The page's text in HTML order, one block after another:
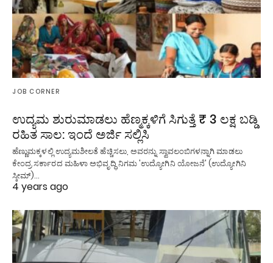
JOB CORNER
ಉದ್ಯಮ ಶುರುಮಾಡಲು ಹೆಣ್ಮಕ್ಕಳಿಗೆ ಸಿಗುತ್ತೆ ₹ 3 ಲಕ್ಷ ಬಡ್ಡಿ
ರಹಿತ ಸಾಲ: ಇಂದೆ ಅರ್ಜಿ ಸಲ್ಲಿಸಿ
ಹೆಣ್ಣುಮಕ್ಕಳಲ್ಲಿ ಉದ್ಯಮಶೀಲತೆ ಹೆಚ್ಚಿಸಲು, ಅವರನ್ನು ಸ್ವಾವಲಂಬಿಗಳನ್ನಾಗಿ ಮಾಡಲು
ಕೇಂದ್ರ ಸರ್ಕಾರದ ಮಹಿಳಾ ಅಭಿವೃದ್ಧಿ ನಿಗಮ 'ಉದ್ಯೋಗಿನಿ ಯೋಜನೆ' (ಉದ್ಯೋಗಿನಿ
ಸ್ಕೀಮ್)…
4 years ago